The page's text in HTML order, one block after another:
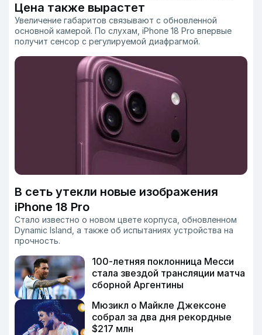
Цена также вырастет
Увеличение габаритов связывают с обновленной
основной камерой. По слухам, iPhone 18 Pro впервые
получит сенсор с регулируемой диафрагмой.
В сеть утекли новые изображения
iPhone 18 Pro
Стало известно о новом цвете корпуса, обновленном
Dynamic Island, а также об испытаниях устройства на
прочность.
100-летняя поклонница Месси
стала звездой трансляции матча
сборной Аргентины
Мюзикл о Майкле Джексоне
собрал за два дня рекордные
$217 млн